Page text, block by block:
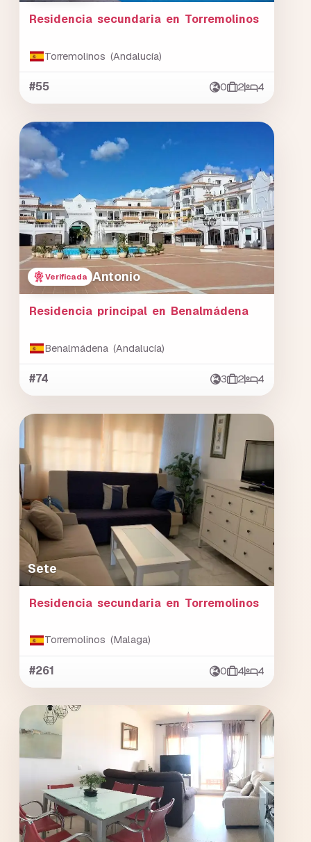
Residencia secundaria en Torremolinos
Torremolinos (Andalucía)
#55 0 2 4
Verificada Antonio
Residencia principal en Benalmádena
Benalmádena (Andalucía)
#74 3 2 4
Sete
Residencia secundaria en Torremolinos
Torremolinos (Malaga)
#261 0 4 4